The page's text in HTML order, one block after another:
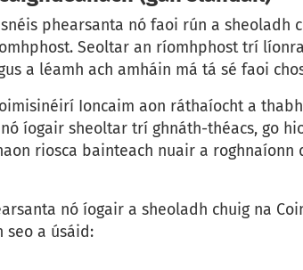
phearsanta nó faoi rún a sheoladh
Seoltar an ríomhphost trí
a léamh ach amháin má tá sé faoi
Ioncaim aon ráthaíocht a
íogair sheoltar trí ghnáth-théacs, go
riosca bainteach nuair a roghnaíonn
nó íogair a sheoladh chuig na
seo a úsáid: